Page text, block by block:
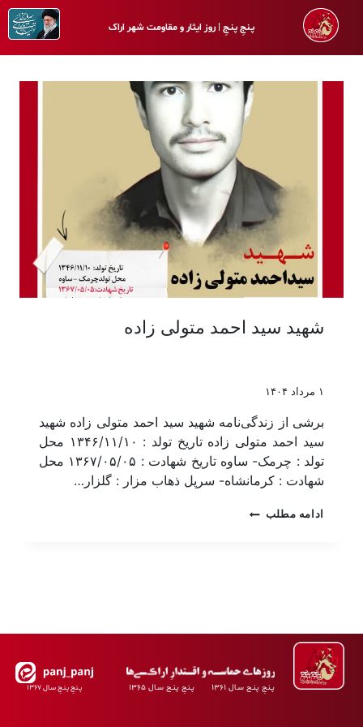
پـنجِ پنـجِ | روز ایثار و مقاومت شهر اراک
شهید سید احمد متولی زاده
۱ مرداد ۱۴۰۴
برشی از زندگی‌نامه شهید سید احمد متولی زاده شهید
سید احمد متولی زاده تاریخ تولد : ۱۳۴۶/۱۱/۱۰ محل
تولد : چرمک- ساوه تاریخ شهادت : ۱۳۶۷/۰۵/۰۵ محل
شهادت : کرمانشاه- سرپل ذهاب مزار : گلزار…
ادامه مطلب
پـنجِ پنـج سـال ۱۳۶۱ پـنجِ پنـج سـال ۱۳۶۵ پـنجِ پنـجِ سـال ۱۳۶۷